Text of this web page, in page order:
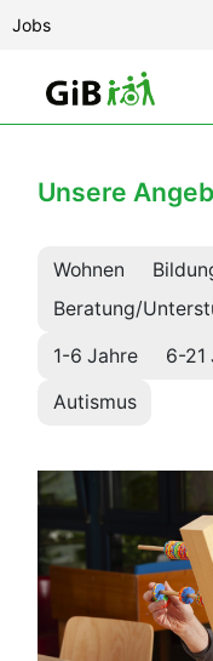
Jobs
Unsere
Wohnen
Beratung/
1-6 Jahre 6-21
Autismus